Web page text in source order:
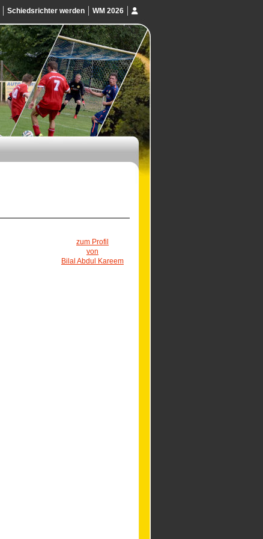
Schiedsrichter werden WM 2026
zum Profil
von
Bilal Abdul Kareem